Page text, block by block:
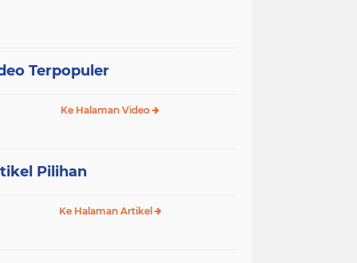
Terpopuler
Ke Halaman Video
Pilihan
Ke Halaman Artikel